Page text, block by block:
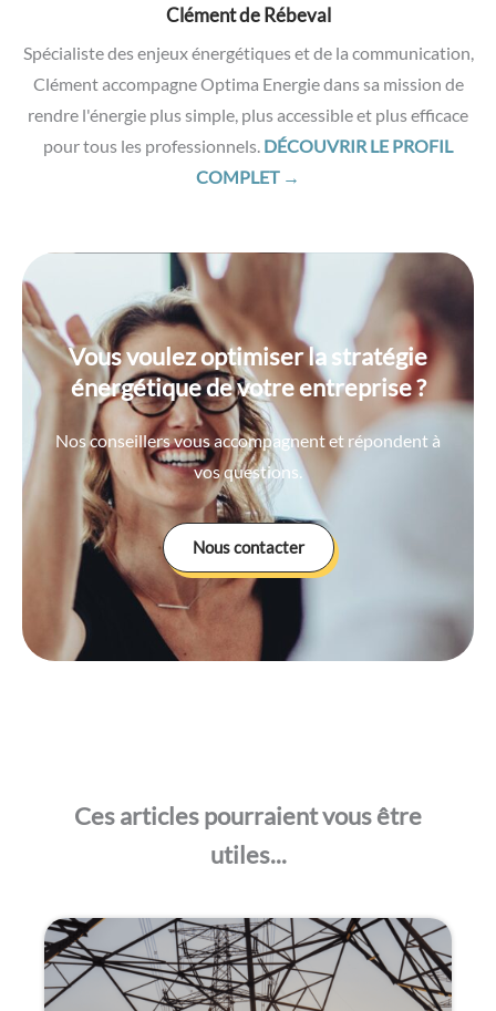
Clément de Rébeval
Spécialiste des enjeux énergétiques et de la communication,
Clément accompagne Optima Energie dans sa mission de
rendre l'énergie plus simple, plus accessible et plus efficace
pour tous les professionnels. DÉCOUVRIR LE PROFIL
COMPLET →
Vous voulez optimiser la stratégie
énergétique de votre entreprise ?
Nos conseillers vous accompagnent et répondent à
vos questions.
Nous contacter
Ces articles pourraient vous être
utiles...